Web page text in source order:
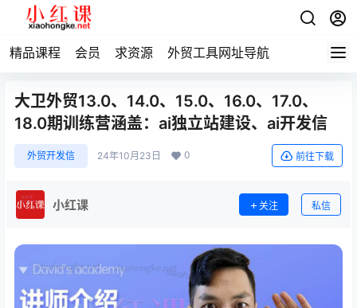
精品课程 会员 求资源 外贸工具网址导航
大卫外贸13.0、14.0、15.0、16.0、17.0、
18.0期训练营涵盖：ai独立站建设、ai开发信
外贸开发信 24年10月23日 0 前往下载
小红课 关注 私信